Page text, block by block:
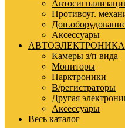
Противоуг.
Аксессуары
АВТОЭЛЕКТРОНИКА
Камеры з/п вида
Мониторы
Парктроники
В/регистраторы
Другая
Аксессуары
Весь каталог